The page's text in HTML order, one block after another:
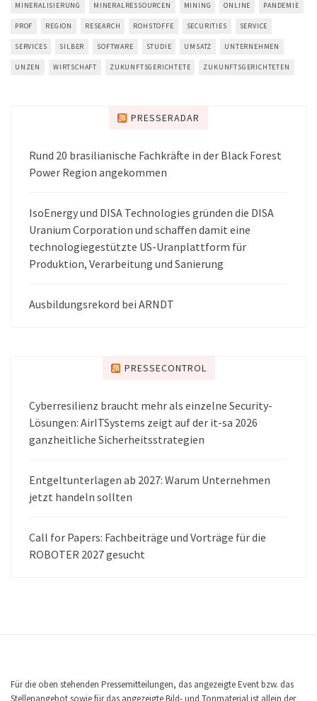
MINERALISIERUNG MINERALRESSOURCEN MINING ONLINE PANDEMIE
PROF REGION RESEARCH ROHSTOFFE SECURITIES SERVICE
SERVICES SILBER SOFTWARE STUDIE UMSATZ UNTERNEHMEN
UNZEN WIRTSCHAFT ZUKUNFTSGERICHTETE ZUKUNFTSGERICHTETEN
PRESSERADAR
Rund 20 brasilianische Fachkräfte in der Black Forest
Power Region angekommen
IsoEnergy und DISA Technologies gründen die DISA
Uranium Corporation und schaffen damit eine
technologiegestützte US-Uranplattform für
Produktion, Verarbeitung und Sanierung
Ausbildungsrekord bei ARNDT
PRESSECONTROL
Cyberresilienz braucht mehr als einzelne Security-
Lösungen: AirITSystems zeigt auf der it-sa 2026
ganzheitliche Sicherheitsstrategien
Entgeltunterlagen ab 2027: Warum Unternehmen
jetzt handeln sollten
Call for Papers: Fachbeiträge und Vorträge für die
ROBOTER 2027 gesucht
Für die oben stehenden Pressemitteilungen, das angezeigte Event bzw. das
Stellenangebot sowie für das angezeigte Bild- und Tonmaterial ist allein der